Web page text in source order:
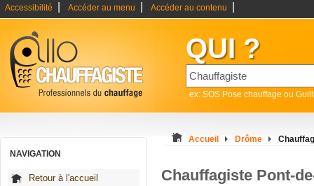
Accessibilité Accéder au menu Accéder au contenu
QUI ?
ex: SOS Pose chauffage ou
NAVIGATION
Retour à l'accueil
Accueil Drôme
Chauffagiste Pont-